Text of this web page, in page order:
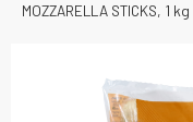
MOZZARELLA STICKS, 1 kg